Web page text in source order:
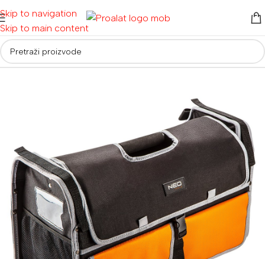
Skip to navigation
Skip to main content
Početna/ Ručni alati i oprema